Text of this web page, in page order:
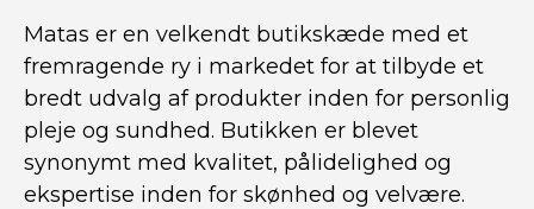
Matas er en velkendt butikskæde med et
fremragende ry i markedet for at tilbyde et
bredt udvalg af produkter inden for personlig
pleje og sundhed. Butikken er blevet
synonymt med kvalitet, pålidelighed og
ekspertise inden for skønhed og velvære.